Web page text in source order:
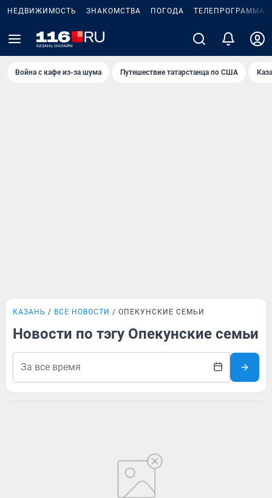
НЕДВИЖИМОСТЬ ЗНАКОМСТВА ПОГОДА ТЕЛЕПРОГРАММА
Война с кафе из-за шума Путешествие татарстанца по США
КАЗАНЬ ВСЕ НОВОСТИ ОПЕКУНСКИЕ СЕМЬИ
Новости по тэгу Опекунские семьи